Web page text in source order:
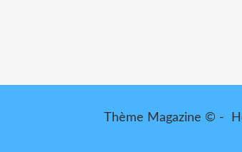
Thème Magazine © -